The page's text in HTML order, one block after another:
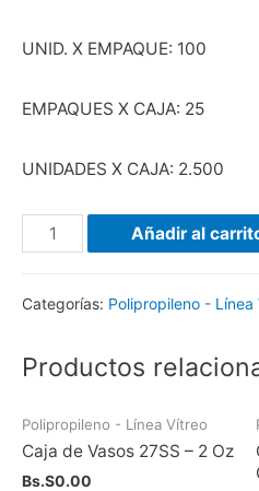
UNID. X EMPAQUE: 100
EMPAQUES X CAJA: 25
UNIDADES X CAJA: 2.500
Añadir al
Categorías: Polipropileno - Línea
Productos
Polipropileno - Línea Vítreo
Caja de Vasos 27SS – 2 Oz
Bs.S0.00